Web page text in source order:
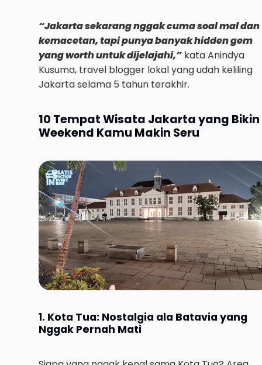
“Jakarta sekarang nggak cuma soal mal dan
kemacetan, tapi punya banyak hidden gem
yang worth untuk dijelajahi,” kata Anindya
Kusuma, travel blogger lokal yang udah keliling
Jakarta selama 5 tahun terakhir.
10 Tempat Wisata Jakarta yang Bikin
Weekend Kamu Makin Seru
1. Kota Tua: Nostalgia ala Batavia yang
Nggak Pernah Mati